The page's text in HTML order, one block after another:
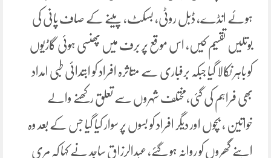
ہوئے انڈے، ڈبل روٹی، بسکٹ، پینے کے صاف پانی کی
بوتلیں تقسیم کیں، اس موقع پر برف میں پھنسی ہوئی گاڑیوں
کو باہر نکالا گیا جبکہ برفباری سے متاثرہ افراد کو ابتدائی طبی امداد
بھی فراہم کی گئی،مختلف شہروں سے تعلق رکھنے والے
خواتین ، بچوں اور دیگر افراد کو بسوں پر سوار کیا گیا جس کے بعد وہ
اپنے گھروں کو روانہ ہو گئے، عبدالرزاق ساجد نے کہا کہ مری